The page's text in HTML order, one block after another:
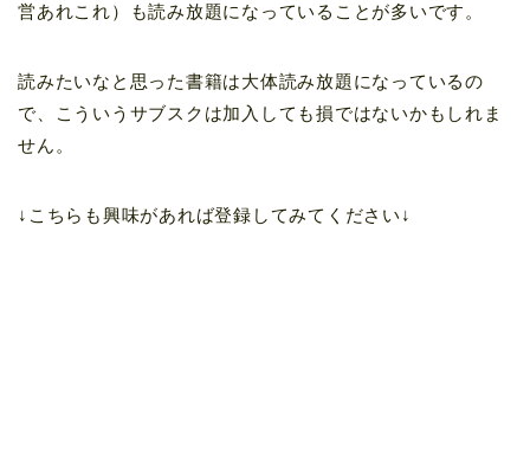
営あれこれ）も読み放題になっていることが多いです。
読みたいなと思った書籍は大体読み放題になっているの
で、こういうサブスクは加入しても損ではないかもしれま
せん。
↓こちらも興味があれば登録してみてください↓